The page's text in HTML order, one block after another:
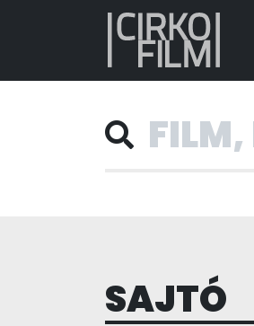
SAJTÓ